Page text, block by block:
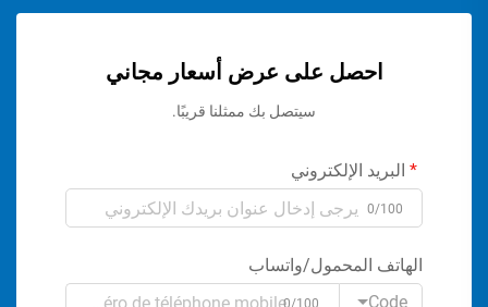
احصل على عرض أسعار مجاني
سيتصل بك ممثلنا قريبًا.
البريد الإلكتروني
0/100
الهاتف المحمول/واتساب
Code
0/100